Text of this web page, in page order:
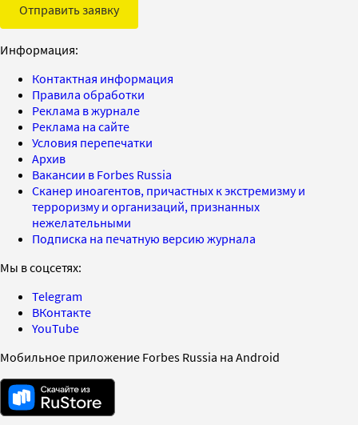
Отправить заявку
Информация:
Контактная информация
Правила обработки
Реклама в журнале
Реклама на сайте
Условия перепечатки
Архив
Вакансии в Forbes Russia
Сканер иноагентов, причастных к экстремизму и
терроризму и организаций, признанных
нежелательными
Подписка на печатную версию журнала
Мы в соцсетях:
Telegram
ВКонтакте
YouTube
Мобильное приложение Forbes Russia на Android